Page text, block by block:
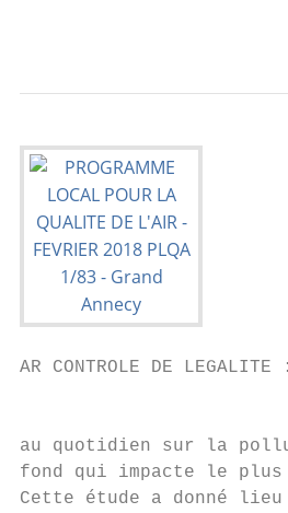
AR CONTROLE DE
au quotidien sur la
fond qui impacte le
Cette étude a donné